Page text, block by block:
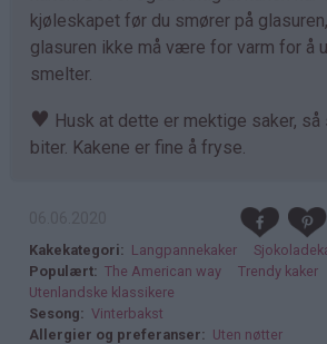
kjøleskapet før du smører på
glasuren ikke må være for varm for å
smelter.
♥ Husk at dette er mektige saker,
biter. Kakene er fine å fryse.
Kakekategori Langpannekaker
Populært
The American way
Trendy kaker
Utenlandske klassikere
Sesong
Vinterbakst
Allergier og preferanser
Uten nøtter